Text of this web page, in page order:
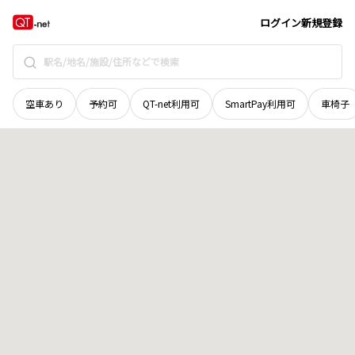
ログイン新規登録
空車あり 予約可 QT-net利用可 SmartPay利用可 車椅子
鳥取県